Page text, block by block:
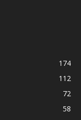
174
112
72
58